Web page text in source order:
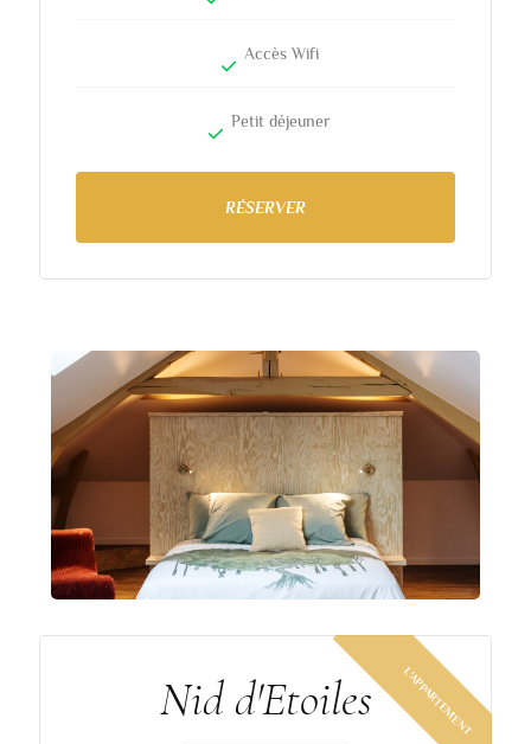
Accès Wifi
Petit déjeuner
RÉSERVER
Nid d'Etoiles